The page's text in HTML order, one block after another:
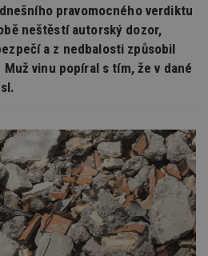
pravomocného verdiktu
neštěstí autorský dozor,
a z nedbalosti způsobil
vinu popíral s tím, že v dané